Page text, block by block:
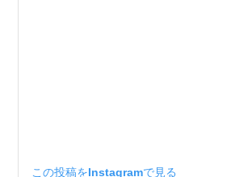
この投稿をInstagramで見る